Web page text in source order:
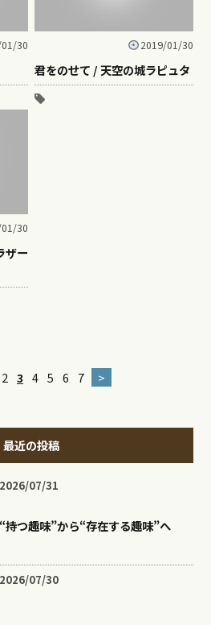
30 2019/01/30
君をのせて / 天空の城ラピュタ
30
ザー
2 3 4 5 6 7 >
最近の投稿
2026/07/31
“持つ趣味”から“存在する趣味”へ
2026/07/30